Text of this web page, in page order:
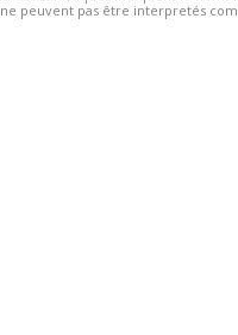
peuvent pas être interpretés